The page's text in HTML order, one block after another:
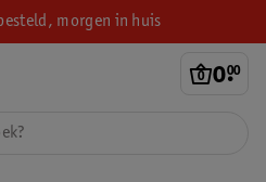
morgen in huis
0.
00